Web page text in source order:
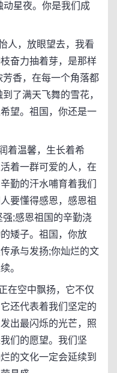
动星夜。你是我们成
，放眼望去，我看
奋力抽着芽，是那样
香，在每一个角落都
了满天飞舞的雪花，
望。祖国，你还是一
温馨，生长着希
着一群可爱的人，在
勤的汗水哺育着我们
要懂得感恩，感恩祖
;感恩祖国的辛勤浇
矮子。祖国，你放
承与发扬;你灿烂的文
。
空中飘扬，它不仅
还代表着我们坚定的
出最闪烁的光芒，照
们的愿望。我们坚
的文化一定会延续到